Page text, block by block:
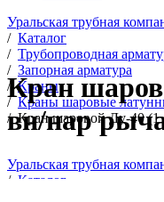
Уральская трубная
/ Каталог
/ Трубопроводная
/ Запорная арматура
/ Краны
/ Краны шаровые
/ Кран шаровой Ду-40 (1
Кран
вн/нар
Уральская трубная
/ Каталог